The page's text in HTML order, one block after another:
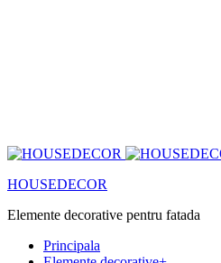
HOUSEDECOR
Elemente decorative pentru fatada
Principala